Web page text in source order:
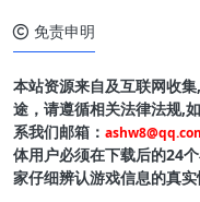
免责申明
本站资源来自及互联网收
途，请遵循相关法律法规,
系我们邮箱：
体用户必须在下载后的24
家仔细辨认游戏信息的真